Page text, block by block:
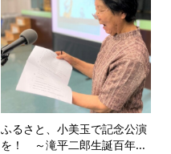
ふるさと、小美玉で記念公演
を！ ～滝平二郎生誕百年...